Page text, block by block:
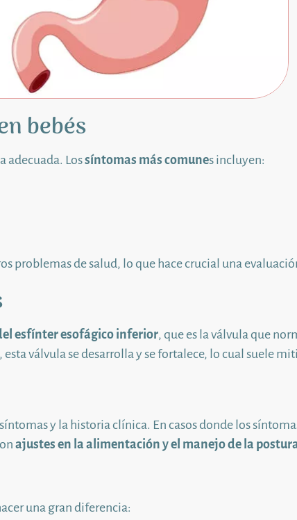
bebés
adecuada. Lossíntomas más comunes incluyen:
problemas de salud, lo que hace crucial una
esfínter esofágico inferior, que es la válvula que
válvula se desarrolla y se fortalece, lo cual suele
y la historia clínica. En casos donde los
ajustes en la alimentación y el manejo de la
una gran diferencia: